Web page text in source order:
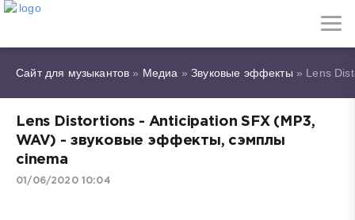
Сайт для музыкантов » Медиа »Звуковые эффекты » Lens
Lens Distortions - Anticipation SFX (MP3,
WAV) - звуковые эффекты, сэмплы
cinema
01/06/2020 10:04